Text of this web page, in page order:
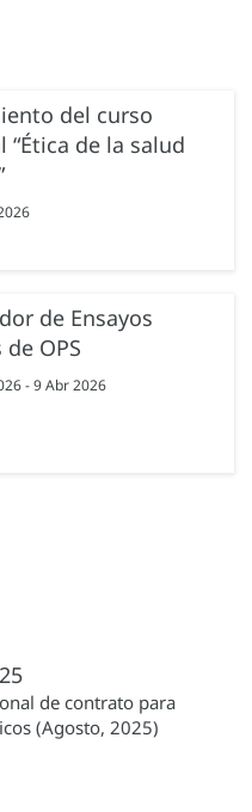
del curso
“Ética de la salud
de Ensayos
OPS
- 9 Abr 2026
de contrato para
(Agosto, 2025)